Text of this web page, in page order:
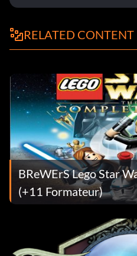
RELATED CONTENT
BReWErS Lego Star
(+11 Formateur)